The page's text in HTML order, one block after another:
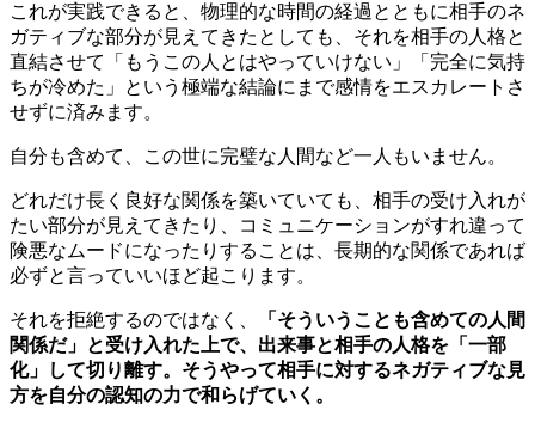
これが実践できると、物理的な時間の経過とともに相手のネ
ガティブな部分が見えてきたとしても、それを相手の人格と
直結させて「もうこの人とはやっていけない」「完全に気持
ちが冷めた」という極端な結論にまで感情をエスカレートさ
せずに済みます。
自分も含めて、この世に完璧な人間など一人もいません。
どれだけ長く良好な関係を築いていても、相手の受け入れが
たい部分が見えてきたり、コミュニケーションがすれ違って
険悪なムードになったりすることは、長期的な関係であれば
必ずと言っていいほど起こります。
それを拒絶するのではなく、
「そういうことも含めての人間
関係だ」と受け入れた上で、出来事と相手の人格を「一部
化」して切り離す。そうやって相手に対するネガティブな見
方を自分の認知の力で和らげていく。